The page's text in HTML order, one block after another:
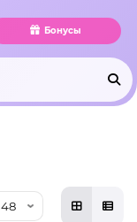
Бонусы